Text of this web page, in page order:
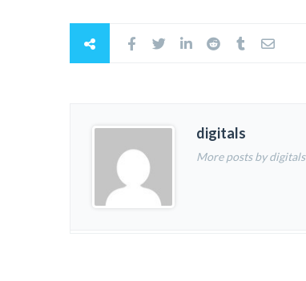
digitals
More posts by digitals